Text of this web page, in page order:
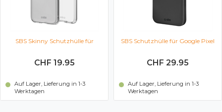
SBS Skinny Schutzhülle für
CHF 19.95
Auf Lager, Lieferung in 1-3
Werktagen
SBS Schutzhülle für Google Pixel
CHF 29.95
Auf Lager, Lieferung in 1-3
Werktagen